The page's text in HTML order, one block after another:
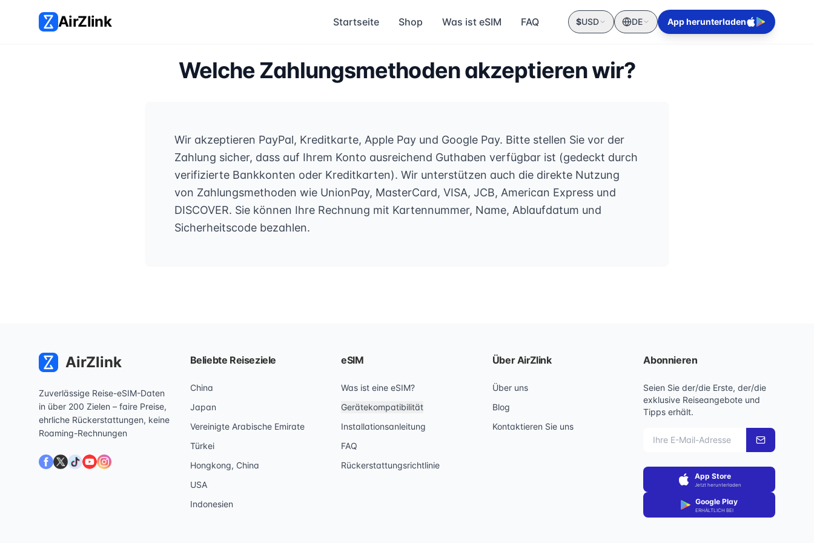
AirZlink Startseite Shop Was ist eSIM FAQ $USD DE App herunterladen
Welche Zahlungsmethoden akzeptieren wir?
Wir akzeptieren PayPal, Kreditkarte, Apple Pay und Google Pay. Bitte stellen Sie vor der
Zahlung sicher, dass auf Ihrem Konto ausreichend Guthaben verfügbar ist (gedeckt durch
verifizierte Bankkonten oder Kreditkarten). Wir unterstützen auch die direkte Nutzung
von Zahlungsmethoden wie UnionPay, MasterCard, VISA, JCB, American Express und
DISCOVER. Sie können Ihre Rechnung mit Kartennummer, Name, Ablaufdatum und
Sicherheitscode bezahlen.
AirZlink
Zuverlässige Reise-eSIM-Daten
in über 200 Zielen – faire Preise,
ehrliche Rückerstattungen, keine
Roaming-Rechnungen
Beliebte Reiseziele
China
Japan
Vereinigte Arabische Emirate
Türkei
Hongkong, China
USA
Indonesien
eSIM
Was ist eine eSIM?
Gerätekompatibilität
Installationsanleitung
FAQ
Rückerstattungsrichtlinie
Über AirZlink
Über uns
Blog
Kontaktieren Sie uns
Abonnieren
Seien Sie der/die Erste, der/die
exklusive Reiseangebote und
Tipps erhält.
App Store
Jetzt herunterladen
Google Play
ERHÄLTLICH BEI